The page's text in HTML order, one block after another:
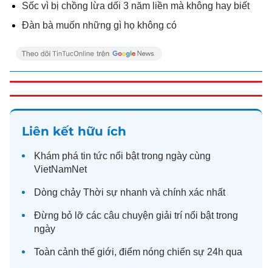
Sốc vì bị chồng lừa dối 3 năm liền mà không hay biết
Đàn bà muốn những gì họ không có
Liên kết hữu ích
Khám phá tin tức nổi bật trong ngày cùng
VietNamNet
Dòng chảy Thời sự nhanh và chính xác nhất
Đừng bỏ lỡ các câu chuyện giải trí nổi bật trong
ngày
Toàn cảnh thế giới, điểm nóng chiến sự 24h qua